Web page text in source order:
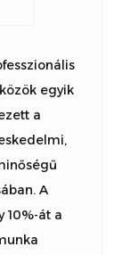
egyik
a
A
10%-át a